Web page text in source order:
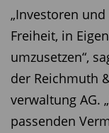
„Investoren
Freiheit, in
umzusetzen“,
der Reichmuth
verwaltung AG.
passenden